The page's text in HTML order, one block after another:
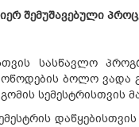
შემუშავებული
სასწავლო
ბოლო ვადა
სემესტრისთვის